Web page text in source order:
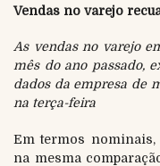
Vendas no varejo
As vendas no varejo
mês do ano passado,
dados da empresa de
na terça-feira
Em termos nominais,
na mesma